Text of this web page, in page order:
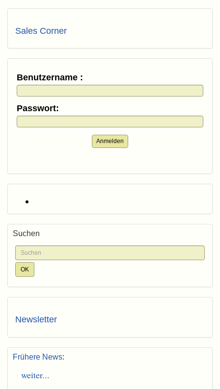
Sales Corner
Benutzername :
Passwort:
Anmelden
Suchen
Newsletter
Frühere News:
weiter...